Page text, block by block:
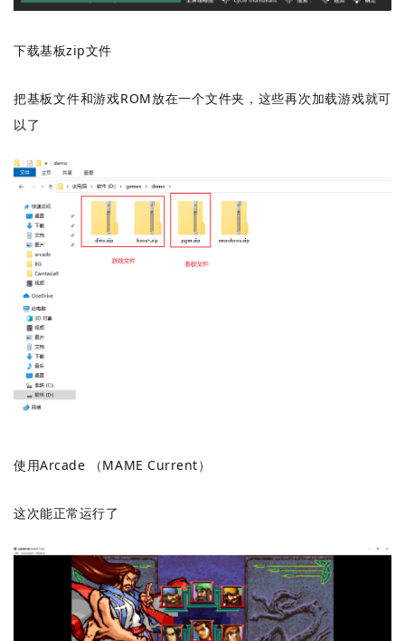
下载基板zip文件
把基板文件和游戏ROM放在一个文件夹，这些再次加载游戏就可
以了
使用Arcade （MAME Current）
这次能正常运行了